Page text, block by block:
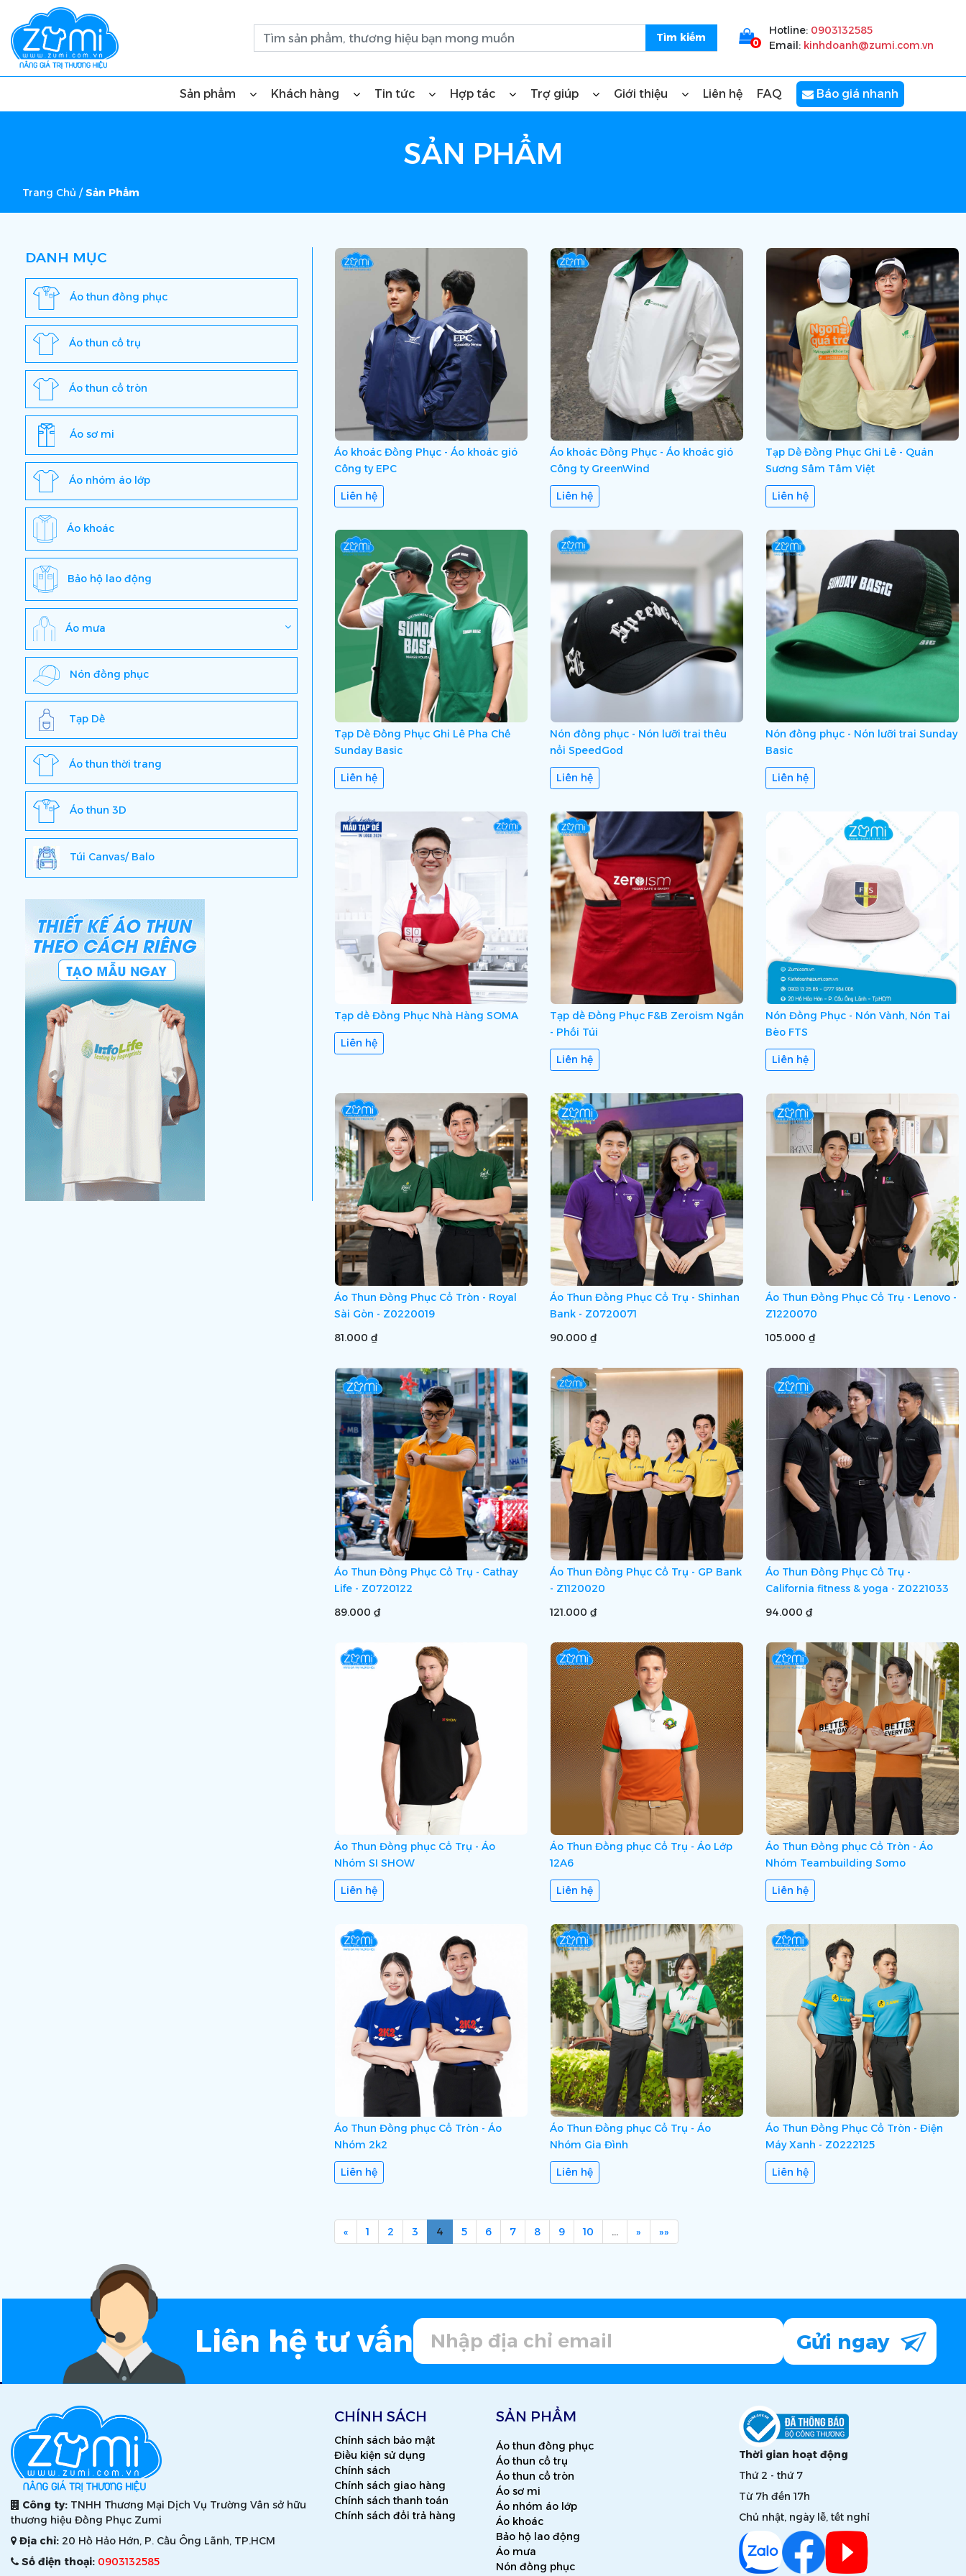
0
Hotline: 0903132585
Email: kinhdoanh@zumi.com.vn
Sản phẩm Khách hàng Tin tức Hợp tác Trợ giúp Giới thiệu Liên hệ FAQ Báo giá nhanh
SẢN PHẨM
Trang Chủ / Sản Phẩm
DANH MỤC
Áo thun đồng phục
Áo thun cổ trụ
Áo thun cổ tròn
Áo sơ mi
Áo nhóm áo lớp
Áo khoác
Bảo hộ lao động
Áo mưa
Nón đồng phục
Tạp Dề
Áo thun thời trang
Áo thun 3D
Túi Canvas/ Balo
Áo khoác Đồng Phục - Áo khoác gió
Công ty EPC
Liên hệ
Áo khoác Đồng Phục - Áo khoác gió
Công ty GreenWind
Liên hệ
Tạp Dề Đồng Phục Ghi Lê - Quán
Sương Sâm Tâm Việt
Liên hệ
Tạp Dề Đồng Phục Ghi Lê Pha Chế
Sunday Basic
Liên hệ
Nón đồng phục - Nón lưỡi trai thêu
nổi SpeedGod
Liên hệ
Nón đồng phục - Nón lưỡi trai Sunday
Basic
Liên hệ
Tạp dề Đồng Phục Nhà Hàng SOMA
Liên hệ
Tạp dề Đồng Phục F&B Zeroism Ngắn
- Phối Túi
Liên hệ
Nón Đồng Phục - Nón Vành, Nón Tai
Bèo FTS
Liên hệ
Áo Thun Đồng Phục Cổ Tròn - Royal
Sài Gòn - Z0220019
81.000 ₫
Áo Thun Đồng Phục Cổ Trụ - Shinhan
Bank - Z0720071
90.000 ₫
Áo Thun Đồng Phục Cổ Trụ - Lenovo -
Z1220070
105.000 ₫
Áo Thun Đồng Phục Cổ Trụ - Cathay
Life - Z0720122
89.000 ₫
Áo Thun Đồng Phục Cổ Trụ - GP Bank
- Z1120020
121.000 ₫
Áo Thun Đồng Phục Cổ Trụ -
California fitness & yoga - Z0221033
94.000 ₫
Áo Thun Đồng phục Cổ Trụ - Áo
Nhóm SI SHOW
Liên hệ
Áo Thun Đồng phục Cổ Trụ - Áo Lớp
12A6
Liên hệ
Áo Thun Đồng phục Cổ Tròn - Áo
Nhóm Teambuilding Somo
Liên hệ
Áo Thun Đồng phục Cổ Tròn - Áo
Nhóm 2k2
Liên hệ
Áo Thun Đồng phục Cổ Trụ - Áo
Nhóm Gia Đình
Liên hệ
Áo Thun Đồng Phục Cổ Tròn - Điện
Máy Xanh - Z0222125
Liên hệ
« 1 2 3 4 5 6 7 8 9 10 … » »»
Liên hệ tư vấn Gửi ngay
Công ty: TNHH Thương Mại Dịch Vụ Trường Vân sở hữu
thương hiệu Đồng Phục Zumi
Địa chỉ: 20 Hồ Hảo Hớn, P. Cầu Ông Lãnh, TP.HCM
Số điện thoại: 0903132585
CHÍNH SÁCH
Chính sách bảo mật
Điều kiện sử dụng
Chính sách
Chính sách giao hàng
Chính sách thanh toán
Chính sách đổi trả hàng
SẢN PHẨM
Áo thun đồng phục
Áo thun cổ trụ
Áo thun cổ tròn
Áo sơ mi
Áo nhóm áo lớp
Áo khoác
Bảo hộ lao động
Áo mưa
Nón đồng phục
Thời gian hoạt động
Thứ 2 - thứ 7
Từ 7h đến 17h
Chủ nhật, ngày lễ, tết nghỉ